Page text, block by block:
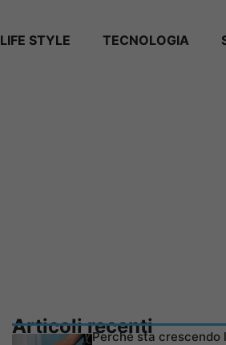
LIFE STYLE TECNOLOGIA
Articoli recentiPerché sta crescendo